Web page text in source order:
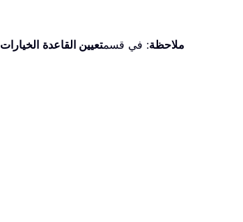
ملاحظة: في قسمتعيين القاعدة الخيارات